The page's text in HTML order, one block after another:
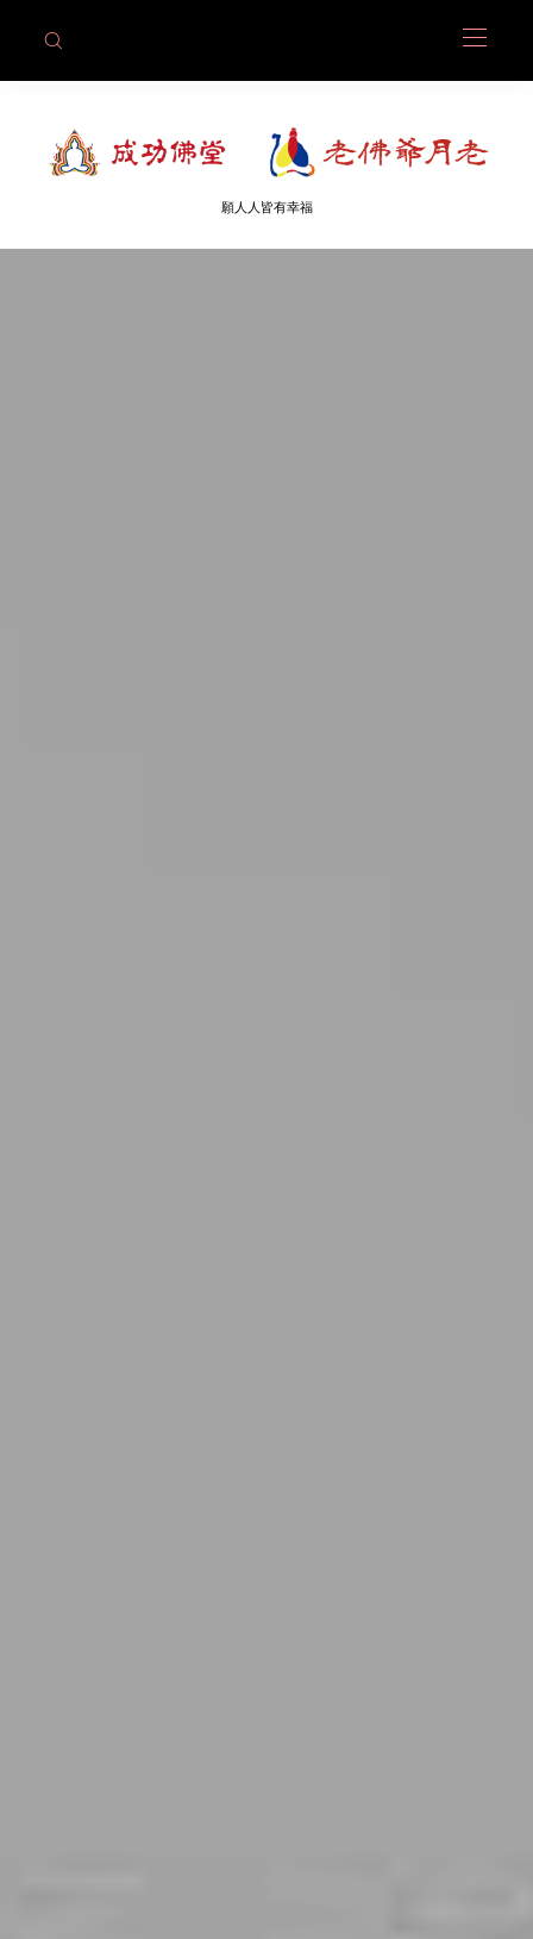
願人人皆有幸福